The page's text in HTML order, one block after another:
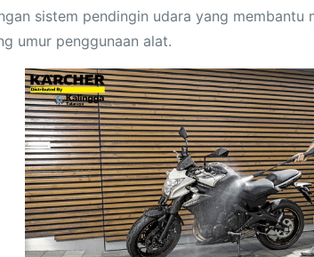
sistem pendingin udara yang membantu
umur penggunaan alat.